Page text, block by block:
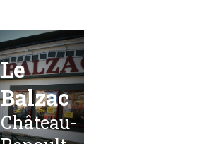
Le
Balzac
Château-